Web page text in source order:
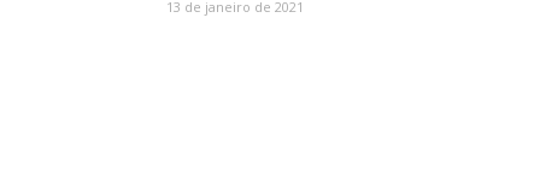
13 de janeiro de 2021